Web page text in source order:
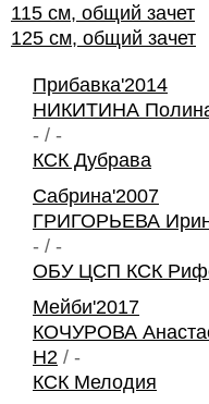
115 см, общий зачет
125 см, общий зачет
Прибавка'2014
НИКИТИНА
- / -
КСК Дубрава
Сабрина'2007
ГРИГОРЬЕВА
- / -
ОБУ ЦСП КСК
Мейби'2017
КОЧУРОВА
H2 / -
КСК Мелодия